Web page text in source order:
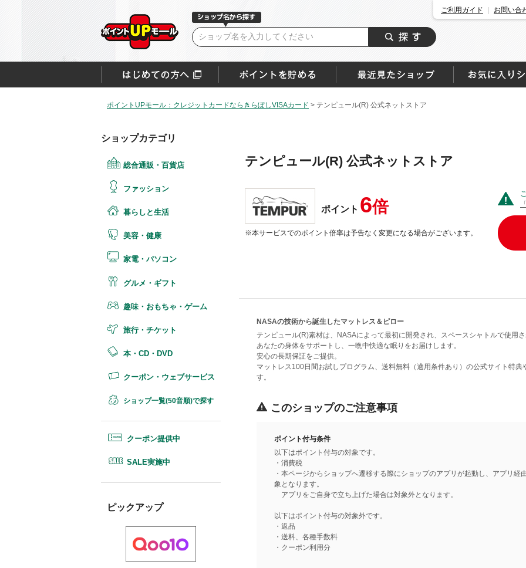
ご利用ガイド お問い合
ポイントUPモール：クレジットカードならきらぼしVISAカード > テンピュール(R) 公式ネットストア
ショップカテゴリ
総合通販・百貨店
ファッション
暮らしと生活
美容・健康
家電・パソコン
グルメ・ギフト
趣味・おもちゃ・ゲーム
旅行・チケット
本・CD・DVD
クーポン・ウェブサービス
ショップ一覧(50音順)で探す
クーポン提供中
SALE実施中
ピックアップ
テンピュール(R) 公式ネットストア
ポイント 6倍
※本サービスでのポイント倍率は予告なく変更になる場合がございます。
NASAの技術から誕生したマットレス＆ピロー
テンピュール(R)素材は、NASAによって最初に開発され、スペースシャトルで使用さ
あなたの身体をサポートし、一晩中快適な眠りをお届けします。
安心の長期保証をご提供。
マットレス100日間お試しプログラム、送料無料（適用条件あり）の公式サイト特
す。
このショップのご注意事項
ポイント付与条件
以下はポイント付与の対象です。
・消費税
・本ページからショップへ遷移する際にショップのアプリが起動し、アプリ
象となります。
アプリをご自身で立ち上げた場合は対象外となります。
以下はポイント付与の対象外です。
・返品
・送料、各種手数料
・クーポン利用分